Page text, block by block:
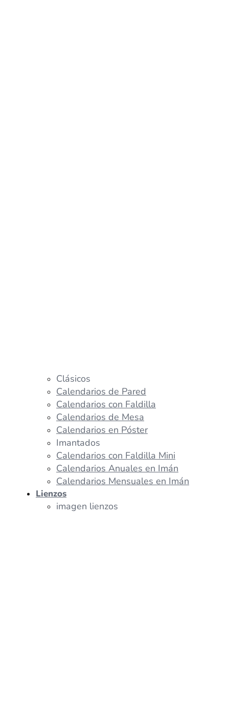
Clásicos
Calendarios de Pared
Calendarios con Faldilla
Calendarios de Mesa
Calendarios en Póster
Imantados
Calendarios con Faldilla Mini
Calendarios Anuales en Imán
Calendarios Mensuales en Imán
Lienzos
imagen lienzos